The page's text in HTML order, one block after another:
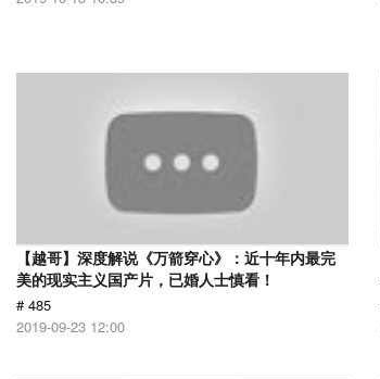
【越哥】深度解说《万箭穿心》：近十年内最完
美的现实主义国产片，已婚人士慎看！
# 485
2019-09-23 12:00